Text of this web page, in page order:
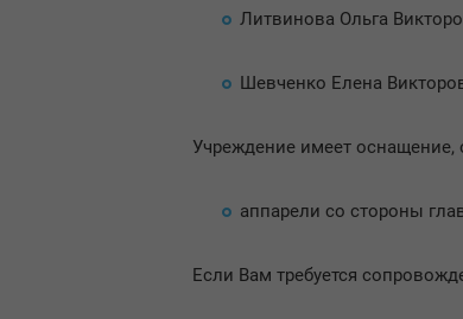
Литвинова Ольга
Шевченко Елена
Учреждение имеет
аппарели со стороны
Если Вам требуется